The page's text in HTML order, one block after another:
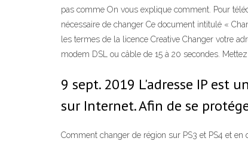
pas comme On vous explique comment. Pour
nécessaire de changer Ce document intitulé «
les termes de la licence Creative Changer votre
modem DSL ou câble de 15 à 20 secondes.
9 sept. 2019 L'adresse IP est
sur Internet. Afin de se
Comment changer de région sur PS3 et PS4 et